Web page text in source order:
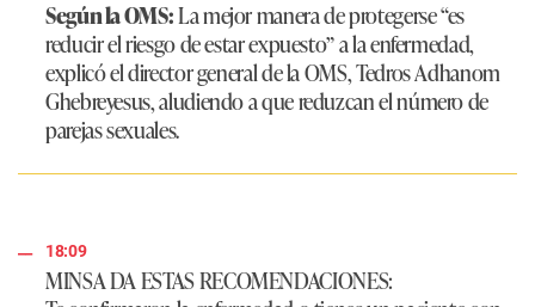
Según la OMS:La mejor manera de protegerse“es
reducir el riesgo de estar expuesto”a la enfermedad,
explicó el director general de la OMS, Tedros Adhanom
Ghebreyesus, aludiendo a que reduzcan el número de
parejas sexuales.
18:09
MINSA DA ESTAS RECOMENDACIONES: